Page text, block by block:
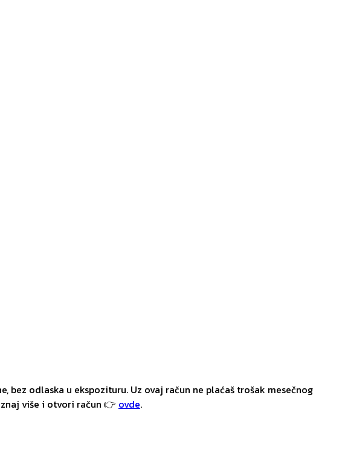
odlaska u ekspozituru. Uz ovaj račun ne plaćaš trošak mesečnog
više i otvori račun 👉 ovde.